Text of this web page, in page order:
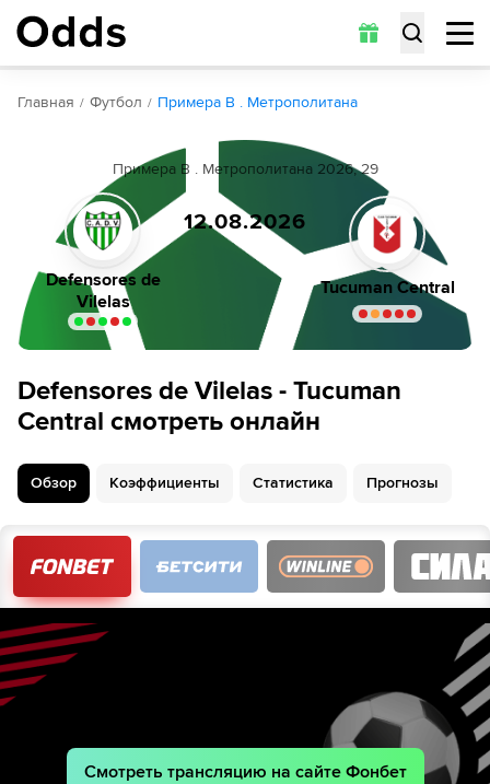
Обзор Коэффициенты Прогнозы
Главная Футбол Примера B . Метрополитана
Примера B . Метрополитана 2026, 29
Defensores de
Vilelas
12.08.2026
Tucuman Central
Defensores de Vilelas - Tucuman
Central смотреть онлайн
Обзор Коэффициенты Статистика Прогнозы
Смотреть трансляцию на сайте Фонбет